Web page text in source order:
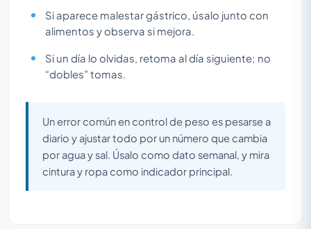
Si aparece malestar gástrico, úsalo junto con
alimentos y observa si mejora.
Si un día lo olvidas, retoma al día siguiente; no
“dobles” tomas.
Un error común en control de peso es pesarse a
diario y ajustar todo por un número que cambia
por agua y sal. Úsalo como dato semanal, y mira
cintura y ropa como indicador principal.